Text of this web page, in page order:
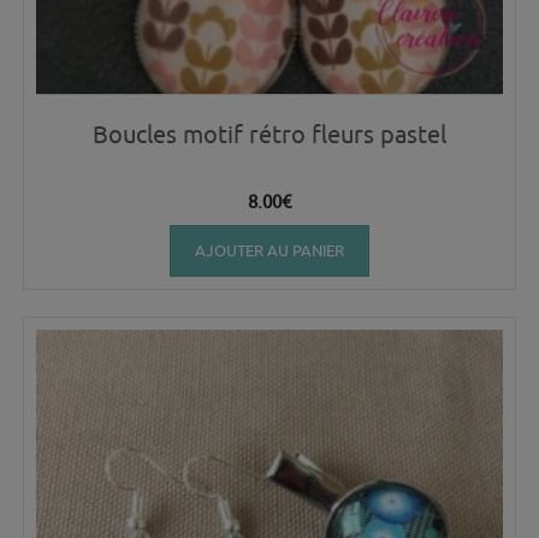
Boucles motif rétro fleurs pastel
8.00€
AJOUTER AU PANIER